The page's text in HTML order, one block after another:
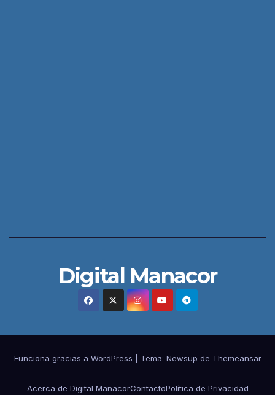
Digital Manacor
Funciona gracias a WordPress Tema: Newsup de Themeansar
Acerca de Digital ManacorContactoPolítica de Privacidad